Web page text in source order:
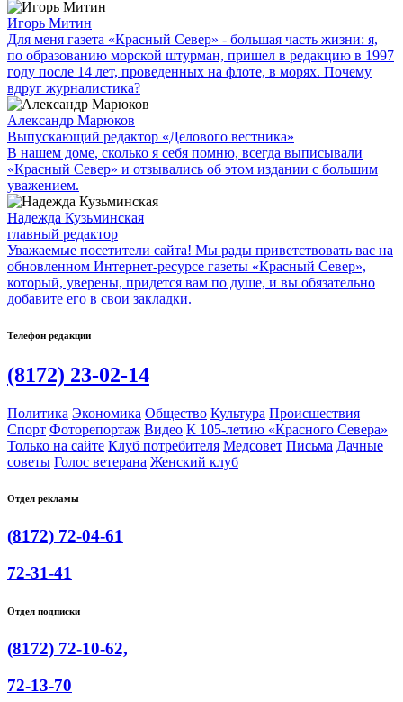
Игорь Митин
Для меня газета «Красный Север» - большая часть жизни: я,
по образованию морской штурман, пришел в редакцию в 1997
году после 14 лет, проведенных на флоте, в морях. Почему
вдруг журналистика?
Александр Марюков
Выпускающий редактор «Делового вестника»
В нашем доме, сколько я себя помню, всегда выписывали
«Красный Север» и отзывались об этом издании с большим
уважением.
Надежда Кузьминская
главный редактор
Уважаемые посетители сайта! Мы рады приветствовать вас на
обновленном Интернет-ресурсе газеты «Красный Север»,
который, уверены, придется вам по душе, и вы обязательно
добавите его в свои закладки.
Телефон редакции
(8172) 23-02-14
Политика Экономика Общество Культура Происшествия
Спорт Фоторепортаж Видео К 105-летию «Красного Севера»
Только на сайте Клуб потребителя Медсовет Письма Дачные
советы Голос ветерана Женский клуб
Отдел рекламы
(8172) 72-04-61
72-31-41
Отдел подписки
(8172) 72-10-62,
72-13-70